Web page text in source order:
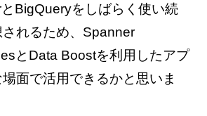
BigQueryをしばらく使い続
れるため、Spanner
とData Boostを利用したアプ
面で活用できるかと思いま